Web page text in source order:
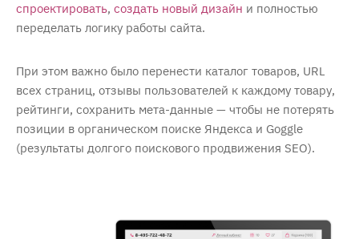
спроектировать, создать новый дизайн и полностью
переделать логику работы сайта.
При этом важно было перенести каталог товаров, URL
всех страниц, отзывы пользователей к каждому товару,
рейтинги, сохранить мета-данные — чтобы не потерять
позиции в органическом поиске Яндекса и Goggle
(результаты долгого поискового продвижения SEO).